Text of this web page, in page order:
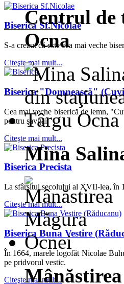
Biserica Sf.Nicolae
S-a crezut că este cea mai veche
Citeşte mai mult...
Biserica "Domnească"
Cea mai veche biserică de lemn,
pentru şavgăi.
Citeşte mai mult...
Biserica Precista
La sfârşitul secolului al XVII-lea, în
Citeşte mai mult...
Biserica Buna Vestire
În 1664, marele logofăt Nicolae
pe pridvorul vestic.
Citeşte mai mult...
Centrul de
Ocna
Mina